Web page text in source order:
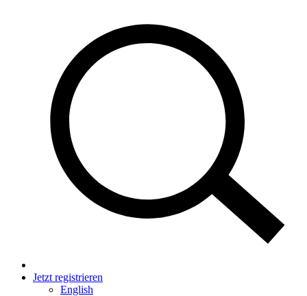
Jetzt registrieren
English